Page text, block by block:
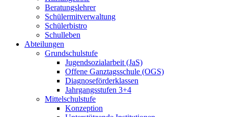
Beratungslehrer
Schülermitverwaltung
Schülerbistro
Schulleben
Abteilungen
Grundschulstufe
Jugendsozialarbeit (JaS)
Offene Ganztagsschule (OGS)
Diagnoseförderklassen
Jahrgangsstufen 3+4
Mittelschulstufe
Konzeption